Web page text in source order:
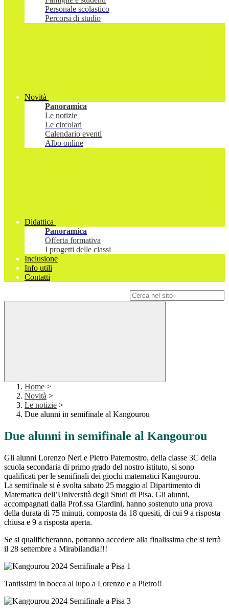
Personale scolastico
Percorsi di studio
Novità
Panoramica
Le notizie
Le circolari
Calendario eventi
Albo online
Didattica
Panoramica
Offerta formativa
I progetti delle classi
Inclusione
Info utili
Contatti
Home >
Novità >
Le notizie >
Due alunni in semifinale al Kangourou
Due alunni in semifinale al Kangourou
Gli alunni Lorenzo Neri e Pietro Paternostro, della classe 3C della
scuola secondaria di primo grado del nostro istituto, si sono
qualificati per le semifinali dei giochi matematici Kangourou.
La semifinale si è svolta sabato 25 maggio al Dipartimento di
Matematica dell’Università degli Studi di Pisa. Gli alunni,
accompagnati dalla Prof.ssa Giardini, hanno sostenuto una prova
della durata di 75 minuti, composta da 18 quesiti, di cui 9 a risposta
chiusa e 9 a risposta aperta.
Se si qualificheranno, potranno accedere alla finalissima che si terrà
il 28 settembre a Mirabilandia!!!
Tantissimi in bocca al lupo a Lorenzo e a Pietro!!